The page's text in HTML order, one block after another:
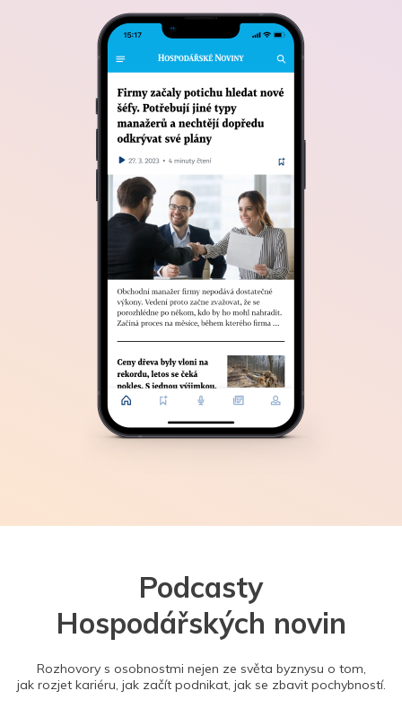
Podcasty
Hospodářských novin
Rozhovory s osobnostmi nejen ze světa byznysu o tom,
jak rozjet kariéru, jak začít podnikat, jak se zbavit pochybností.